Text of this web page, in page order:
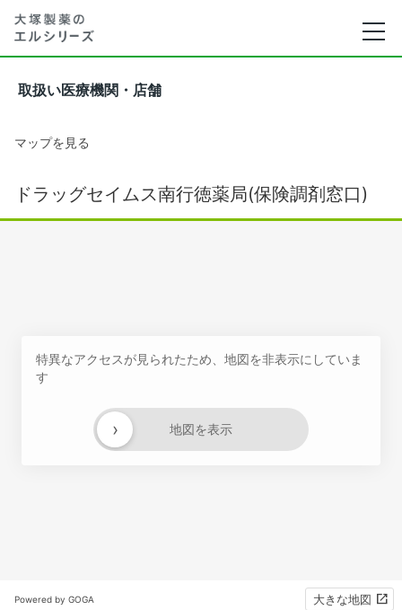
取扱い医療機関・店舗
マップを見る
ドラッグセイムス南行徳薬局(保険調剤窓口)
特異なアクセスが見られたため、地図を非表示にしていま
す
地図を表示
›
Powered by GOGA 大きな地図